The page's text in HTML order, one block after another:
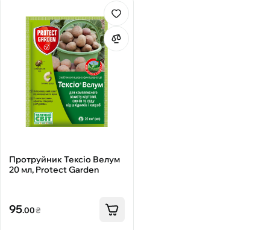
Протруйник Тексіо Велум
20 мл, Protect Garden
95.00₴